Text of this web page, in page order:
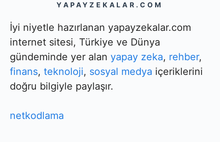
YAPAYZEKALAR.COM
İyi niyetle hazırlanan yapayzekalar.com
internet sitesi, Türkiye ve Dünya
gündeminde yer alan yapay zeka, rehber,
finans, teknoloji, sosyal medya içeriklerini
doğru bilgiyle paylaşır.
netkodlama